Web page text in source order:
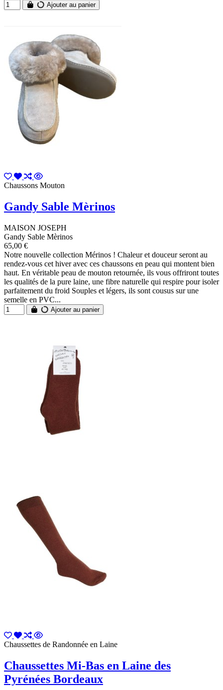
Ajouter au panier
Chaussons Mouton
Gandy Sable Mèrinos
MAISON JOSEPH
Gandy Sable Mèrinos
65,00 €
Notre nouvelle collection Mérinos ! Chaleur et douceur seront au
rendez-vous cet hiver avec ces chaussons en peau qui montent bien
haut. En véritable peau de mouton retournée, ils vous offriront toutes
les qualités de la pure laine, une fibre naturelle qui respire pour isoler
parfaitement du froid Souples et légers, ils sont cousus sur une
semelle en PVC...
Ajouter au panier
Chaussettes de Randonnée en Laine
Chaussettes Mi-Bas en Laine des
Pyrénées Bordeaux